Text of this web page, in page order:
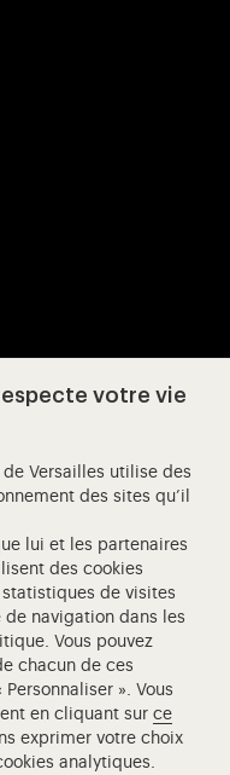
(ouverture
X (ouverture dans un
Instagram
notre YouTube
de Versailles
votre vie
Versailles utilise des
des sites qu’il
lui et les partenaires
des cookies
de visites
navigation dans les
Vous pouvez
chacun de ces
». Vous
en cliquant surce
exprimer votre choix
analytiques.